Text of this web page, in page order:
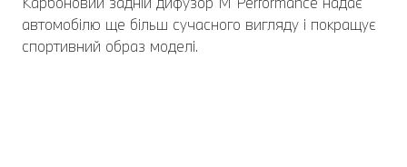
автомобілю ще більш сучасного вигляду і покращує
спортивний образ моделі.